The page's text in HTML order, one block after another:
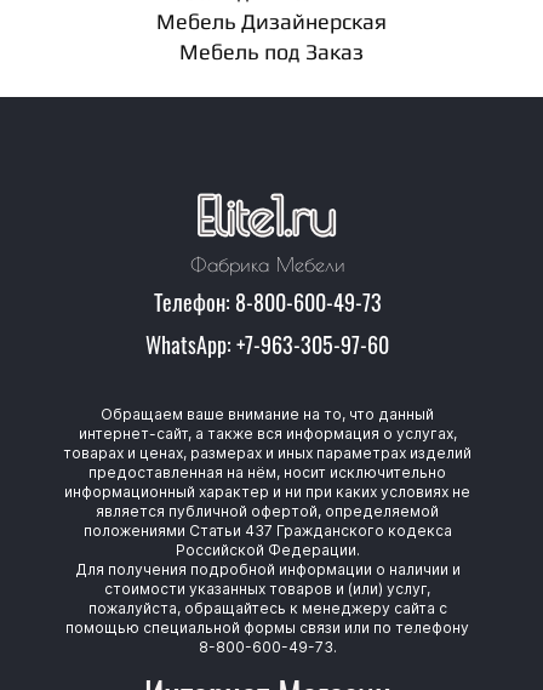
Мебель Дизайнерская
Мебель под Заказ
Фабрика Мебели
Телефон: 8-800-600-49-73
WhatsApp: +7-963-305-97-60
Обращаем ваше внимание на то, что данный
интернет-сайт, а также вся информация о услугах,
товарах и ценах, размерах и иных параметрах изделий
предоставленная на нём, носит исключительно
информационный характер и ни при каких условиях не
является публичной офертой, определяемой
положениями Статьи 437 Гражданского кодекса
Российской Федерации.
Для получения подробной информации о наличии и
стоимости указанных товаров и (или) услуг,
пожалуйста, обращайтесь к менеджеру сайта с
помощью специальной формы связи или по телефону
8-800-600-49-73.